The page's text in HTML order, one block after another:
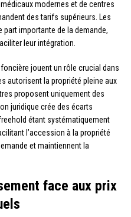
modernes et de centres
des tarifs supérieurs. Les
importante de la demande,
leur intégration.
jouent un rôle crucial dans
autorisent la propriété pleine aux
proposent uniquement des
juridique crée des écarts
étant systématiquement
l’accession à la propriété
et maintiennent la
face aux prix